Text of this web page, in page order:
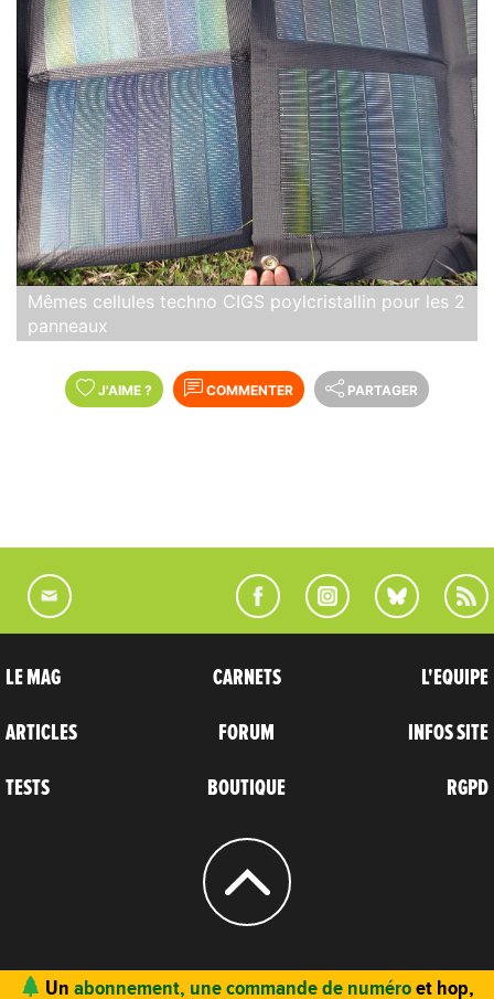
Mêmes cellules techno CIGS poylcristallin pour les 2
panneaux
J'AIME ? COMMENTER PARTAGER
LE MAG
ARTICLES
TESTS
CARNETS
FORUM
BOUTIQUE
L'EQUIPE
INFOS SITE
RGPD
© 2004 - 2026 CARNETS D’AVENTURES
Un abonnement, une commande de numéroet hop,